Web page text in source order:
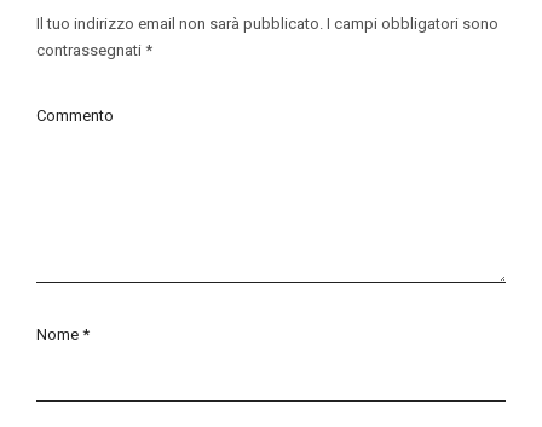
Il tuo indirizzo email non sarà pubblicato. I campi obbligatori sono
contrassegnati *
Commento
Nome *